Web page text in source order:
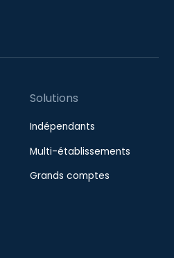
Solutions
Indépendants
Multi-établissements
Grands comptes